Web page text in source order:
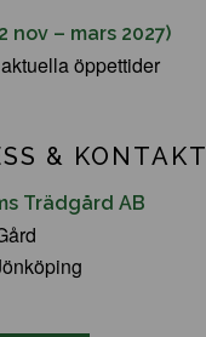
nov – mars 2027)
öppettider
& KONTAKT
Trädgård AB